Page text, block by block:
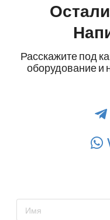
Расскажите под
оборудование и